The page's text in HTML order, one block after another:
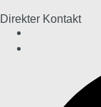
Direkter Kontakt